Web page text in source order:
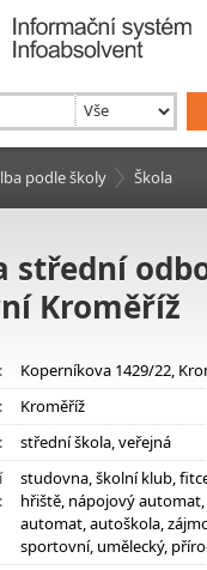
podle školy Škola
střední
Kroměříž
Koperníkova 1429/22,
Kroměříž
střední škola, veřejná
studovna, školní klub,
hřiště, nápojový
automat, autoškola,
sportovní, umělecký,